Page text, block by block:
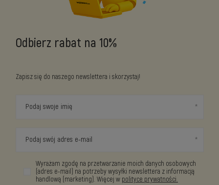
Odbierz rabat na 10%
Zapisz się do naszego newslettera i skorzystaj!
Podaj swoje imię
Podaj swój adres e-mail
Wyrażam zgodę na przetwarzanie moich danych osobowych
(adres e-mail) na potrzeby wysyłki newslettera z informacją
handlową (marketing). Więcej w polityce prywatności.